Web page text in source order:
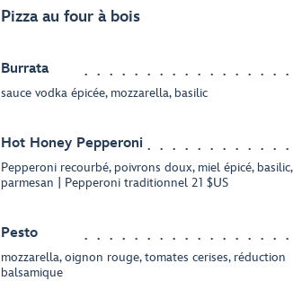
Pizza au four à bois
Burrata
sauce vodka épicée, mozzarella, basilic
Hot Honey Pepperoni
Pepperoni recourbé, poivrons doux, miel épicé, basilic,
parmesan | Pepperoni traditionnel 21 $US
Pesto
mozzarella, oignon rouge, tomates cerises, réduction
balsamique